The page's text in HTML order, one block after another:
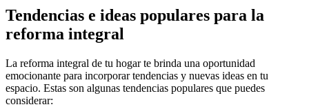
Tendencias e ideas populares para la
reforma integral
La reforma integral de tu hogar te brinda una oportunidad
emocionante para incorporar tendencias y nuevas ideas en tu
espacio. Estas son algunas tendencias populares que puedes
considerar: